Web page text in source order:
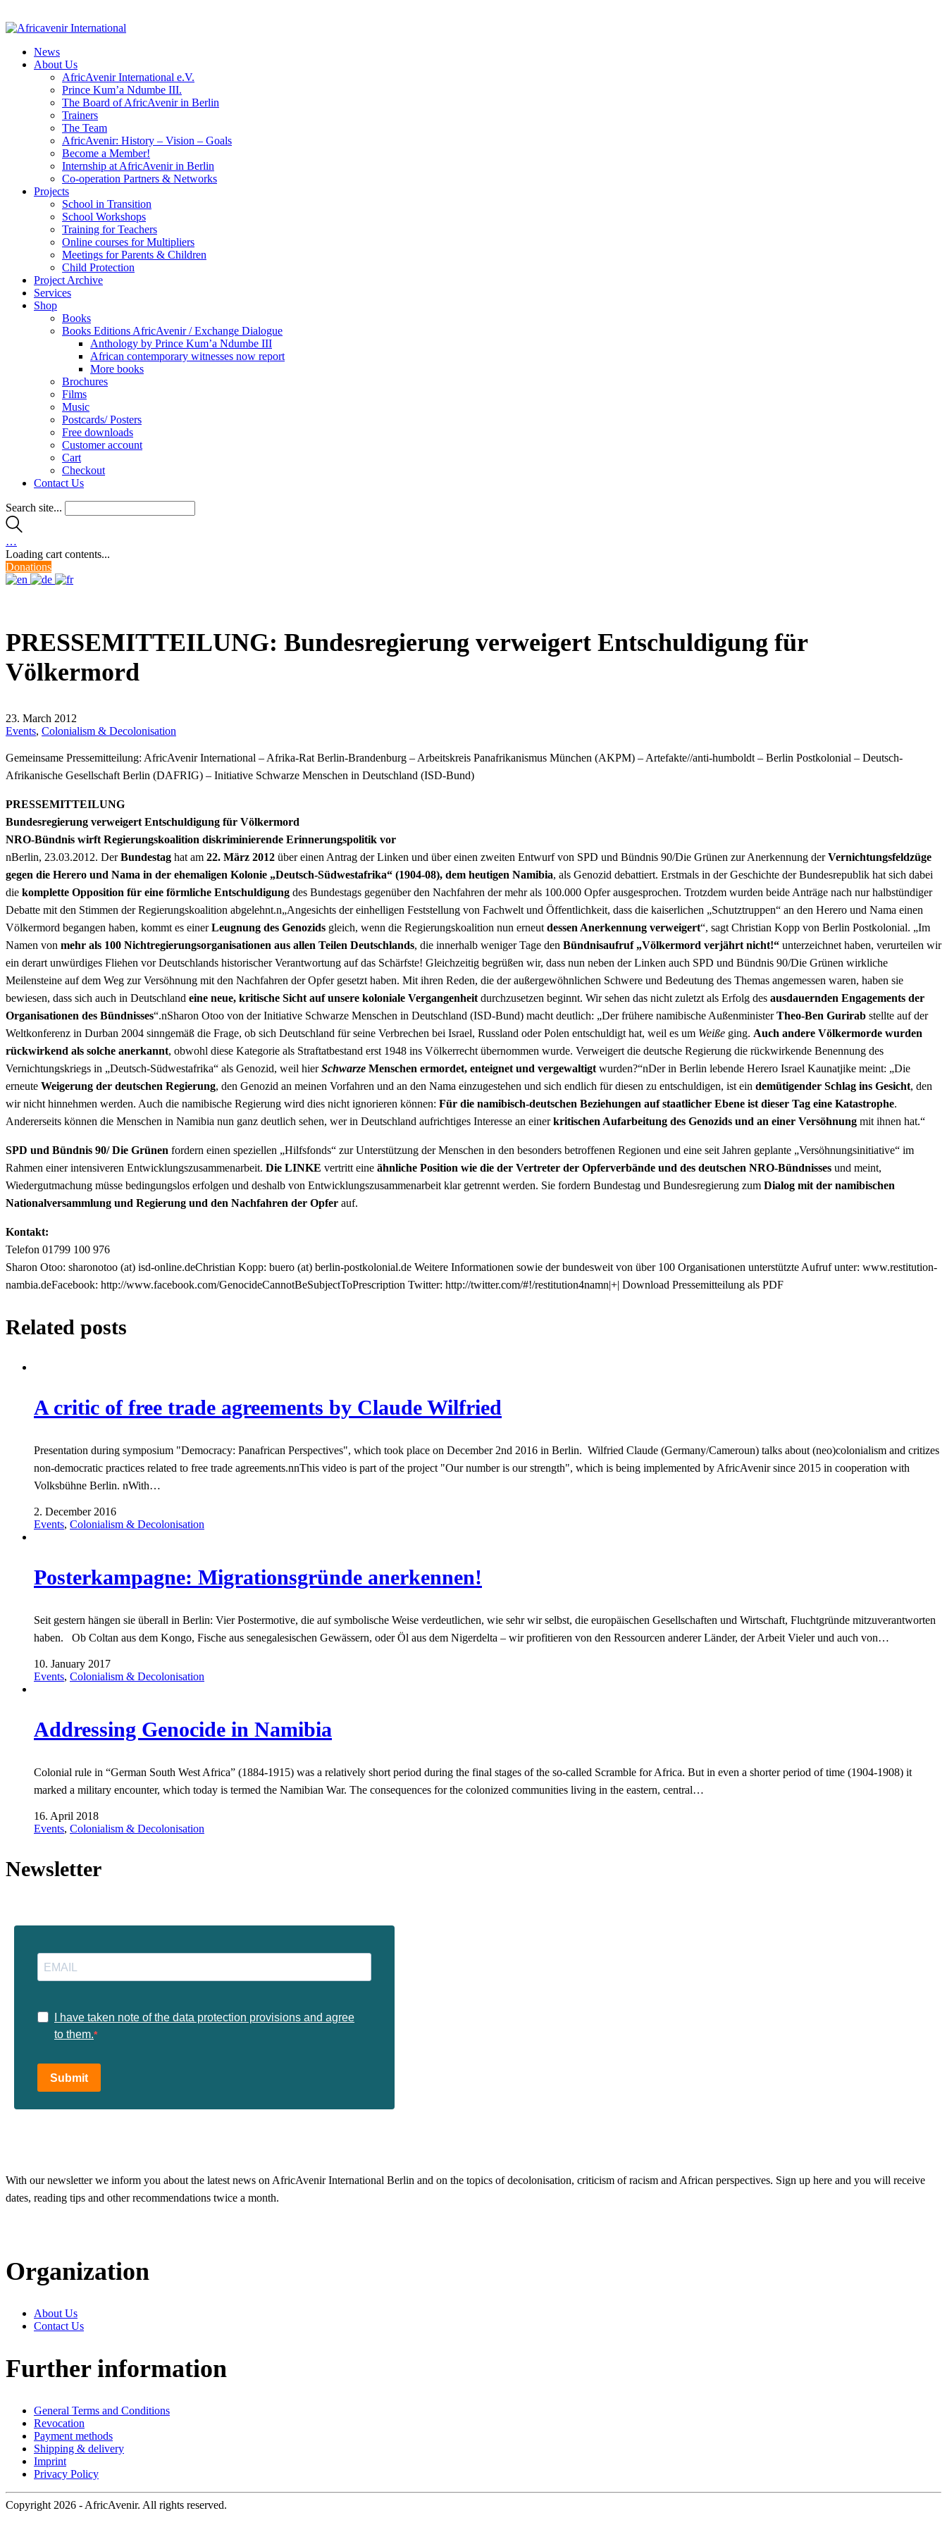
News
About Us
AfricAvenir International e.V.
Prince Kum’a Ndumbe III.
The Board of AfricAvenir in Berlin
Trainers
The Team
AfricAvenir: History – Vision – Goals
Become a Member!
Internship at AfricAvenir in Berlin
Co-operation Partners & Networks
Projects
School in Transition
School Workshops
Training for Teachers
Online courses for Multipliers
Meetings for Parents & Children
Child Protection
Project Archive
Services
Shop
Books
Books Editions AfricAvenir / Exchange Dialogue
Anthology by Prince Kum’a Ndumbe III
African contemporary witnesses now report
More books
Brochures
Films
Music
Postcards/ Posters
Free downloads
Customer account
Cart
Checkout
Contact Us
Search site...
…
Loading cart contents...
Donations
PRESSEMITTEILUNG: Bundesregierung verweigert Entschuldigung für
Völkermord
23. March 2012
Events, Colonialism & Decolonisation
Gemeinsame Pressemitteilung: AfricAvenir International – Afrika-Rat Berlin-Brandenburg – Arbeitskreis Panafrikanismus München (AKPM) – Artefakte//anti-humboldt – Berlin Postkolonial – Deutsch-
Afrikanische Gesellschaft Berlin (DAFRIG) – Initiative Schwarze Menschen in Deutschland (ISD-Bund)
PRESSEMITTEILUNG
Bundesregierung verweigert Entschuldigung für Völkermord
NRO-Bündnis wirft Regierungskoalition diskriminierende Erinnerungspolitik vor
nBerlin, 23.03.2012. DerBundestag hat am 22. März 2012 über einen Antrag der Linken und über einen zweiten Entwurf von SPD und Bündnis 90/Die Grünen zur Anerkennung derVernichtungsfeldzüge
gegen die Herero und Nama in der ehemaligen Kolonie „Deutsch-Südwestafrika“ (1904-08), dem heutigen Namibia, als Genozid debattiert. Erstmals in der Geschichte der Bundesrepublik hat sich dabei
die komplette Opposition für eine förmliche Entschuldigung des Bundestags gegenüber den Nachfahren der mehr als 100.000 Opfer ausgesprochen. Trotzdem wurden beide Anträge nach nur halbstündiger
Debatte mit den Stimmen der Regierungskoalition abgelehnt.n„Angesichts der einhelligen Feststellung von Fachwelt und Öffentlichkeit, dass die kaiserlichen „Schutztruppen“ an den Herero und Nama einen
Völkermord begangen haben, kommt es einerLeugnung des Genozids gleich, wenn die Regierungskoalition nun erneut dessen Anerkennung verweigert“, sagt Christian Kopp von Berlin Postkolonial. „Im
Namen von mehr als 100 Nichtregierungsorganisationen aus allen Teilen Deutschlands, die innerhalb weniger Tage den Bündnisaufruf „Völkermord verjährt nicht!“ unterzeichnet haben, verurteilen wir
ein derart unwürdiges Fliehen vor Deutschlands historischer Verantwortung auf das Schärfste! Gleichzeitig begrüßen wir, dass nun neben der Linken auch SPD und Bündnis 90/Die Grünen wirkliche
Meilensteine auf dem Weg zur Versöhnung mit den Nachfahren der Opfer gesetzt haben. Mit ihren Reden, die der außergewöhnlichen Schwere und Bedeutung des Themas angemessen waren, haben sie
bewiesen, dass sich auch in Deutschland eine neue, kritische Sicht auf unsere koloniale Vergangenheit durchzusetzen beginnt. Wir sehen das nicht zuletzt als Erfolg des ausdauernden Engagements der
Organisationen des Bündnisses“.nSharon Otoo von der Initiative Schwarze Menschen in Deutschland (ISD-Bund) macht deutlich: „Der frühere namibische AußenministerTheo-Ben Gurirab stellte auf der
Weltkonferenz in Durban 2004 sinngemäß die Frage, ob sich Deutschland für seine Verbrechen bei Israel, Russland oder Polen entschuldigt hat, weil es um Weiße ging. Auch andere Völkermorde wurden
rückwirkend als solche anerkannt, obwohl diese Kategorie als Straftatbestand erst 1948 ins Völkerrecht übernommen wurde. Verweigert die deutsche Regierung die rückwirkende Benennung des
Vernichtungskriegs in „Deutsch-Südwestafrika“ als Genozid, weil hierSchwarze Menschen ermordet, enteignet und vergewaltigt wurden?“nDer in Berlin lebende Herero Israel Kaunatjike meint: „Die
erneute Weigerung der deutschen Regierung, den Genozid an meinen Vorfahren und an den Nama einzugestehen und sich endlich für diesen zu entschuldigen, ist ein demütigender Schlag ins Gesicht, den
wir nicht hinnehmen werden. Auch die namibische Regierung wird dies nicht ignorieren können: Für die namibisch-deutschen Beziehungen auf staatlicher Ebene ist dieser Tag eine Katastrophe.
Andererseits können die Menschen in Namibia nun ganz deutlich sehen, wer in Deutschland aufrichtiges Interesse an einerkritischen Aufarbeitung des Genozids und an einer Versöhnung mit ihnen hat.“
SPD und Bündnis 90/ Die Grünen fordern einen speziellen „Hilfsfonds“ zur Unterstützung der Menschen in den besonders betroffenen Regionen und eine seit Jahren geplante „Versöhnungsinitiative“ im
Rahmen einer intensiveren Entwicklungszusammenarbeit. Die LINKE vertritt eine ähnliche Position wie die der Vertreter der Opferverbände und des deutschen NRO-Bündnisses und meint,
Wiedergutmachung müsse bedingungslos erfolgen und deshalb von Entwicklungszusammenarbeit klar getrennt werden. Sie fordern Bundestag und Bundesregierung zum Dialog mit der namibischen
Nationalversammlung und Regierung und den Nachfahren der Opfer auf.
Kontakt:
Telefon 01799 100 976
Sharon Otoo: sharonotoo (at) isd-online.deChristian Kopp: buero (at) berlin-postkolonial.de Weitere Informationen sowie der bundesweit von über 100 Organisationen unterstützte Aufruf unter: www.restitution-
nambia.deFacebook: http://www.facebook.com/GenocideCannotBeSubjectToPrescription Twitter: http://twitter.com/#!/restitution4namn|+| Download Pressemitteilung als PDF
Related posts
A critic of free trade agreements by Claude Wilfried
Presentation during symposium "Democracy: Panafrican Perspectives", which took place on December 2nd 2016 in Berlin. Wilfried Claude (Germany/Cameroun) talks about (neo)colonialism and critizes
non-democratic practices related to free trade agreements.nnThis video is part of the project "Our number is our strength", which is being implemented by AfricAvenir since 2015 in cooperation with
Volksbühne Berlin. nWith…
2. December 2016
Events, Colonialism & Decolonisation
Posterkampagne: Migrationsgründe anerkennen!
Seit gestern hängen sie überall in Berlin: Vier Postermotive, die auf symbolische Weise verdeutlichen, wie sehr wir selbst, die europäischen Gesellschaften und Wirtschaft, Fluchtgründe mitzuverantworten
haben. Ob Coltan aus dem Kongo, Fische aus senegalesischen Gewässern, oder Öl aus dem Nigerdelta – wir profitieren von den Ressourcen anderer Länder, der Arbeit Vieler und auch von…
10. January 2017
Events, Colonialism & Decolonisation
Addressing Genocide in Namibia
Colonial rule in “German South West Africa” (1884-1915) was a relatively short period during the final stages of the so-called Scramble for Africa. But in even a shorter period of time (1904-1908) it
marked a military encounter, which today is termed the Namibian War. The consequences for the colonized communities living in the eastern, central…
16. April 2018
Events, Colonialism & Decolonisation
Newsletter
I have taken note of the data protection provisions and agree
to them.
Submit
With our newsletter we inform you about the latest news on AfricAvenir International Berlin and on the topics of decolonisation, criticism of racism and African perspectives. Sign up here and you will receive
dates, reading tips and other recommendations twice a month.
Organization
About Us
Contact Us
Further information
General Terms and Conditions
Revocation
Payment methods
Shipping & delivery
Imprint
Privacy Policy
Copyright 2026 - AfricAvenir. All rights reserved.